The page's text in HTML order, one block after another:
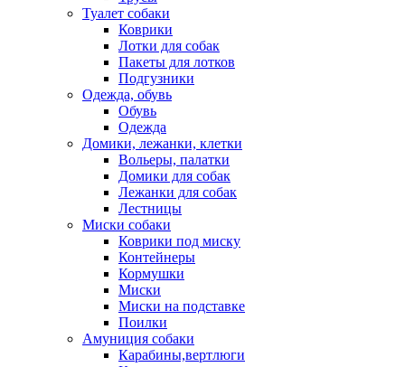
Туалет собаки
Коврики
Лотки для собак
Пакеты для лотков
Подгузники
Одежда, обувь
Обувь
Одежда
Домики, лежанки, клетки
Вольеры, палатки
Домики для собак
Лежанки для собак
Лестницы
Миски собаки
Коврики под миску
Контейнеры
Кормушки
Миски
Миски на подставке
Поилки
Амуниция собаки
Карабины,вертлюги